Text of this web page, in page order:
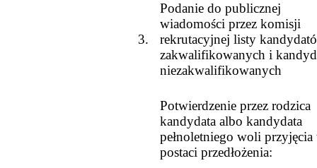
3.
Podanie do publicznej
wiadomości przez komisji
rekrutacyjnej listy
zakwalifikowanych i
niezakwalifikowanych
Potwierdzenie przez rodzica
kandydata albo kandydata
pełnoletniego woli przyjęcia
postaci przedłożenia: